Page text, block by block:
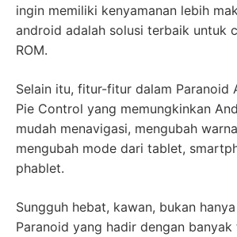
ingin memiliki kenyamanan lebih
android adalah solusi terbaik untuk
ROM.
Selain itu, fitur-fitur dalam Paranoid
Pie Control yang memungkinkan
mudah menavigasi, mengubah
mengubah mode dari tablet,
phablet.
Sungguh hebat, kawan, bukan
Paranoid yang hadir dengan